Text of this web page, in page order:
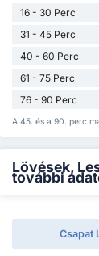
16 - 30 Perc
31 - 45 Perc
40 - 60 Perc
61 - 75 Perc
76 - 90 Perc
A 45. és a 90. perc
Lövések,
további
Csapat